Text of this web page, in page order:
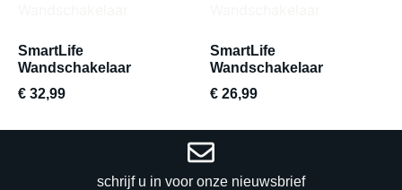
SmartLife
Wandschakelaar
€ 32,99
SmartLife
Wandschakelaar
€ 26,99
schrijf u in voor onze nieuwsbrief